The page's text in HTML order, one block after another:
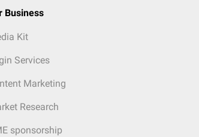
Business
Kit
Services
Marketing
Research
sponsorship